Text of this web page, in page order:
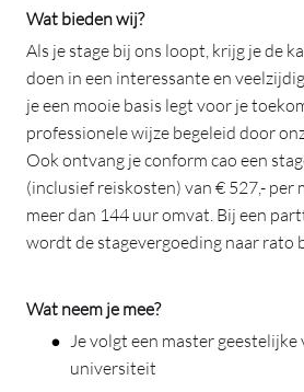
Wat bieden wij?
Als je stage bij ons loopt, krijg je de
doen in een interessante en
je een mooie basis legt voor je
professionele wijze begeleid door
Ook ontvang je conform cao een
(inclusief reiskosten) van € 527,- per
meer dan 144 uur omvat. Bij een
wordt de stagevergoeding naar rato
Wat neem je mee?
Je volgt een master geestelijke
universiteit